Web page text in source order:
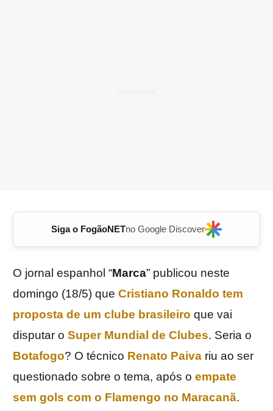
Siga o FogãoNETno Google Discover
O jornal espanhol “Marca” publicou neste
domingo (18/5) que Cristiano Ronaldo tem
proposta de um clube brasileiro que vai
disputar o Super Mundial de Clubes. Seria o
Botafogo? O técnico Renato Paiva riu ao ser
questionado sobre o tema, após o empate
sem gols com o Flamengo no Maracanã.